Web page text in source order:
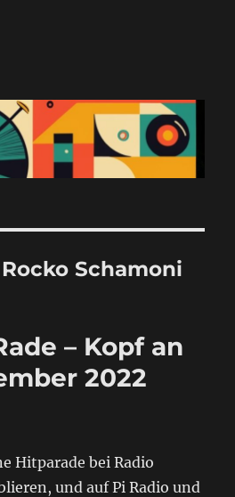
Rocko Schamoni
– Kopf an
2022
Hitparade bei Radio
und auf Pi Radio und